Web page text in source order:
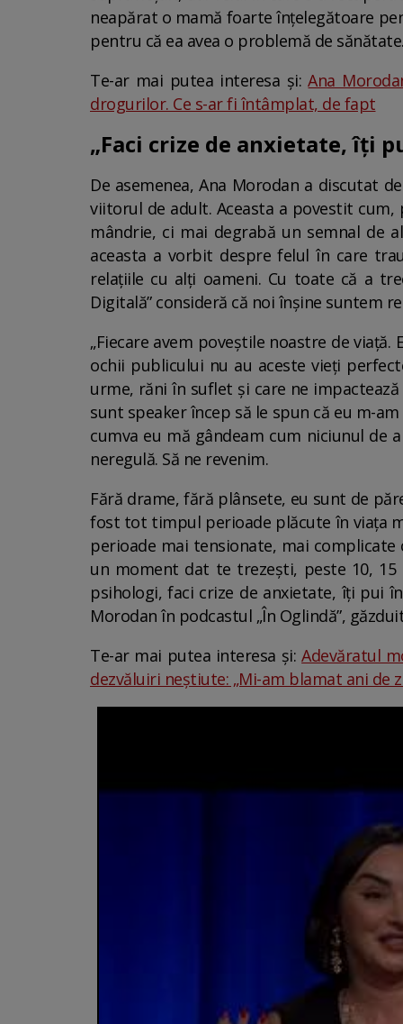
neapărat o mamă foarte înțelegătoare
pentru că ea avea o problemă de
Te-ar mai putea interesa și:Ana
drogurilor. Ce s-ar fi întâmplat, de fapt
„Faci crize de anxietate, îți
De asemenea, Ana Morodan a discutat
viitorul de adult. Aceasta a povestit
mândrie, ci mai degrabă un semnal de
aceasta a vorbit despre felul în care
relațiile cu alți oameni. Cu toate că a
Digitală” consideră că noi înșine suntem
„Fiecare avem poveștile noastre de
ochii publicului nu au aceste vieți
urme, răni în suflet și care ne
sunt speaker încep să le spun că eu m-
cumva eu mă gândeam cum niciunul de
neregulă. Să ne revenim.
Fără drame, fără plânsete, eu sunt de
fost tot timpul perioade plăcute în viața
perioade mai tensionate, mai
un moment dat te trezești, peste 10,
psihologi, faci crize de anxietate, îți pui
Morodan în podcastul „În Oglindă”,
Te-ar mai putea interesa și:Adevăratul
dezvăluiri neștiute: „Mi-am blamat ani de